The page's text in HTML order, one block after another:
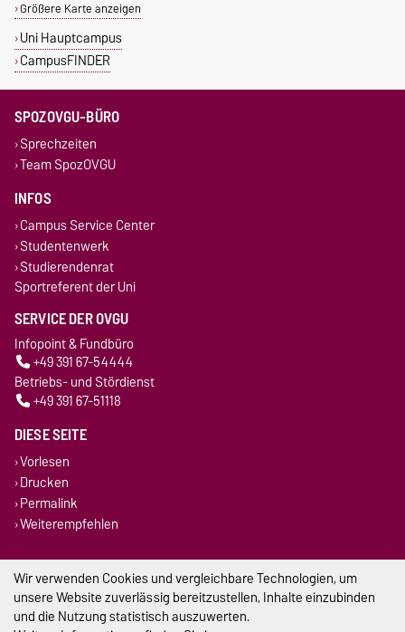
Größere Karte anzeigen
Uni Hauptcampus
CampusFINDER
SPOZOVGU-BÜRO
Sprechzeiten
Team SpozOVGU
INFOS
Campus Service Center
Studentenwerk
Studierendenrat
Sportreferent der Uni
SERVICE DER OVGU
Infopoint & Fundbüro
+49 391 67-54444
Betriebs- und Stördienst
+49 391 67-51118
DIESE SEITE
Vorlesen
Drucken
Permalink
Weiterempfehlen
Impressum
Datenschutz
Wir verwenden Cookies und vergleichbare Technologien, um
unsere Website zuverlässig bereitzustellen, Inhalte einzubinden
und die Nutzung statistisch auszuwerten.